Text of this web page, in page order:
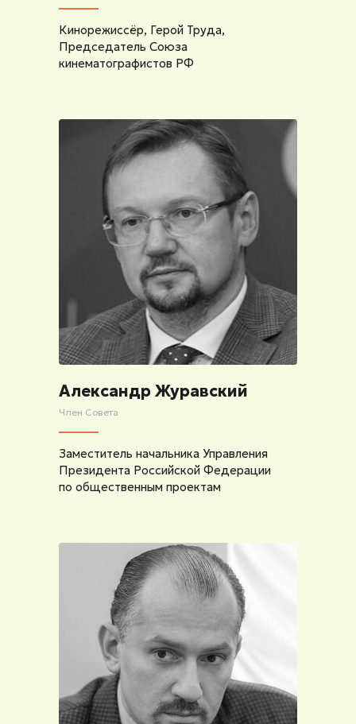
Кинорежиссёр, Герой Труда,
Председатель Союза
кинематографистов РФ
Александр Журавский
Член Совета
Заместитель начальника Управления
Президента Российской Федерации
по общественным проектам